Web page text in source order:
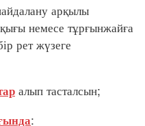
арқылы
немесе тұрғынжайға
рет жүзеге
алып тасталсын;
: